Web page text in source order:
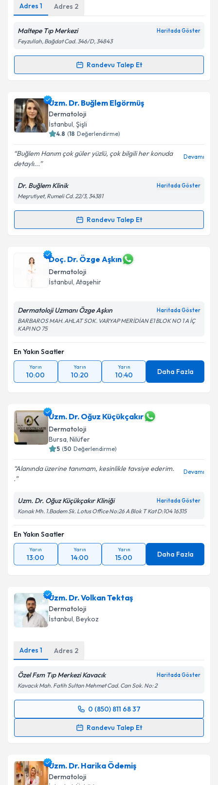
Kişisel verilerimin işlenmesine ilişkinAydınlatma
Metni'ni okudum ve kişisel verilerimin belirtilen
kapsamda işlenmesini kabul ediyorum.
Takvim Talebini Gönder
Adres 1 Adres 2
Maltepe Tıp Merkezi Haritada Göster
Feyzullah, Bağdat Cad. 346/D, 34843
Randevu Talep Et
Randevu Takvimi Talebi
Uzm. Dr. Ozan Aksuiçin randevu takvimi talebi
oluşturun. Size bu uzmandan randevu almanız için bir
takvim hazırlandığında e-posta ile bilgilendireceğiz.
Kişisel verilerimin işlenmesine ilişkin
Aydınlatma
Metni'ni okudum ve kişisel verilerimin belirtilen
kapsamda işlenmesini kabul ediyorum.
Uzm. Dr. Buğlem Elgörmüş
Dermatoloji
İstanbul, Şişli
4.8 (18 Değerlendirme)
Buğlem Hanım çok güler yüzlü, çok bilgili her konuda
detaylı...
Devamı
Dr. Buğlem Klinik Haritada Göster
Meşrutiyet, Rumeli Cd. 22/3, 34381
Randevu Talep Et
Randevu Takvimi Talebi
Uzm. Dr. Buğlem Elgörmüşiçin randevu takvimi
talebi oluşturun. Size bu uzmandan randevu almanız
için bir takvim hazırlandığında e-posta ile
bilgilendireceğiz.
E-posta Adresiniz
Kişisel verilerimin işlenmesine ilişkin
Metni'ni okudum ve kişisel verilerimin belirtilen
kapsamda işlenmesini kabul ediyorum.
Doç. Dr. Özge Aşkın
Dermatoloji
İstanbul, Ataşehir
Dermatoloji Uzmanı Özge Aşkın Haritada Göster
BARBAROS MAH. AHLAT SOK. VARYAP MERİDİAN E1 BLOK NO 1 A İÇ
KAPI NO 75
En Yakın Saatler
Yarın
10:00
Yarın
10:20
Yarın
10:40 Daha Fazla
Uzm. Dr. Oğuz Küçükçakır
Dermatoloji
Bursa, Nilüfer
5 (50 Değerlendirme)
Alanında üzerine tanımam, kesinlikle tavsiye ederim.
.
Devamı
Uzm. Dr. Oğuz Küçükçakır Kliniği Haritada Göster
Konak Mh. 1.Badem Sk. Lotus Office No:26 A Blok T Kat D:104 16315
En Yakın Saatler
Yarın
13:00
Yarın
14:00
Yarın
15:00 Daha Fazla
Uzm. Dr. Volkan Tektaş
Dermatoloji
İstanbul, Beykoz
Adres 1 Adres 2
Özel Fsm Tıp Merkezi Kavacık Haritada Göster
Kavacık Mah. Fatih Sultan Mehmet Cad. Can Sok. No: 2
0 (850) 811 68 37
Randevu Talep Et
Randevu Takvimi Talebi
takvim hazırlandığında e-posta ile bilgilendireceğiz.
Uzm. Dr. Harika Ödemiş
Dermatoloji